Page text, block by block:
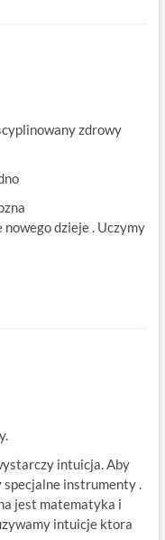
zdrowy
nowego dzieje . Uczymy
intuicja. Aby
instrumenty .
jest matematyka i
intuicje ktora